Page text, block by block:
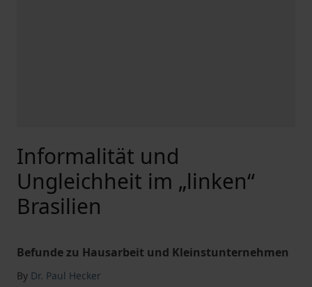
Informalität und
Ungleichheit im „linken“
Brasilien
Befunde zu Hausarbeit und Kleinstunternehmen
By Dr. Paul Hecker